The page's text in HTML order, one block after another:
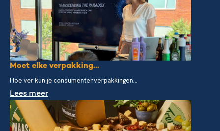
Moet elke verpakking...
Hoe ver kun je consumentenverpakkingen...
Lees meer